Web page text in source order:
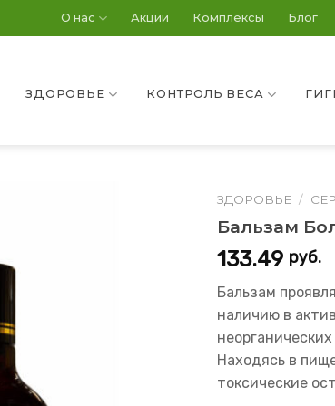
О нас Акции Комплексы Блог
ЗДОРОВЬЕ КОНТРОЛЬ ВЕСА
ЗДОРОВЬЕ /
Бальзам
133.49 руб.
Бальзам
наличию в
Находясь в
токсические